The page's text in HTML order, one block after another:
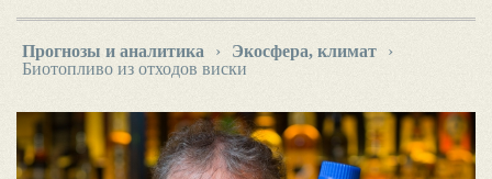
Прогнозы и аналитика › Экосфера, климат
›
Биотопливо из отходов виски